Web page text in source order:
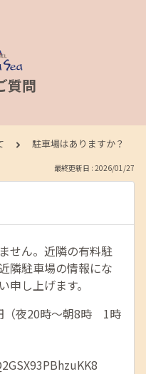
質問
駐車場はありますか？
最終更新日 : 2026/01/27
せん。近隣の有料駐
隣駐車場の情報にな
申し上げます。
（夜20時〜朝8時 1時